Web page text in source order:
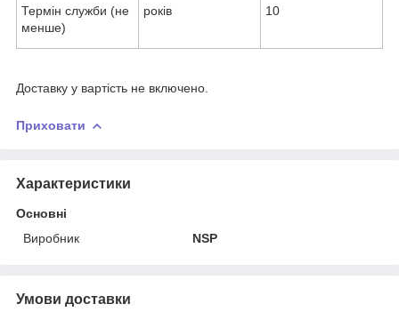
Термін служби (не
менше)
років 10
Доставку у вартість не включено.
Приховати
Характеристики
Основні
Виробник
NSP
Умови доставки